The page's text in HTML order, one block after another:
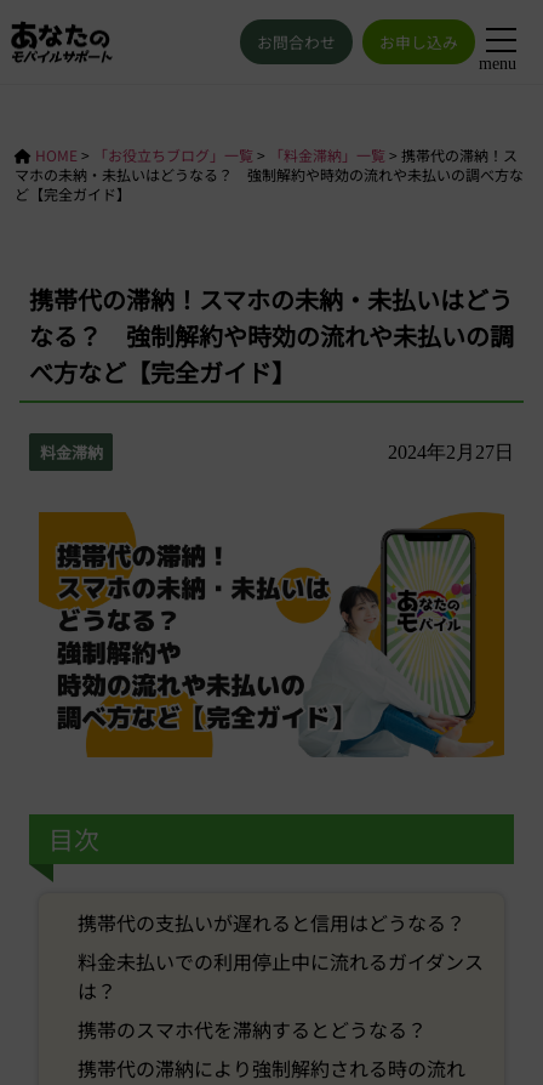
menu
お問合わせ お申し込み
HOME > 「お役立ちブログ」一覧 > 「料金滞納」一覧 > 携帯代の滞納！ス
マホの未納・未払いはどうなる？ 強制解約や時効の流れや未払いの調べ方な
ど【完全ガイド】
携帯代の滞納！スマホの未納・未払いはどう
なる？ 強制解約や時効の流れや未払いの調
べ方など【完全ガイド】
料金滞納 2024年2月27日
目次
携帯代の支払いが遅れると信用はどうなる？
料金未払いでの利用停止中に流れるガイダンス
は？
携帯のスマホ代を滞納するとどうなる？
携帯代の滞納により強制解約される時の流れ